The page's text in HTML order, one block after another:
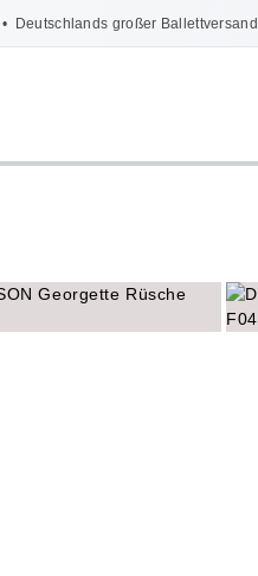
• Deutschlands großer Ballettversand